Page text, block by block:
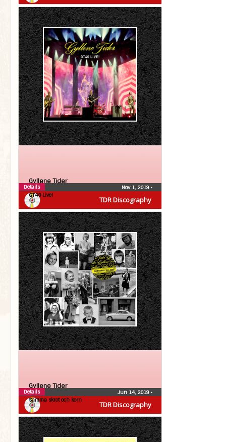
TDR Discography
Gyllene Tider
GT40 Live!
Nov 1, 2019 •
Details
TDR Discography
Gyllene Tider
Samma skrot och korn
Jun 14, 2019 •
Details